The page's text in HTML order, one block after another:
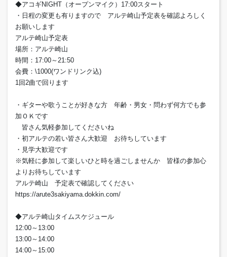
◆アコギNIGHT（オープンマイク）17:00スタート
・日程の変更も有りますので アルテ崎山予定表を確認よろしく
お願いします
アルテ崎山予定表
場所：アルテ崎山
時間：17:00～21:50
会費：\1000(ワンドリンク込)
1回2曲で回ります
・ギターや歌うことが好きな方 年齢・男女・問わず何方でも参
加ＯＫです
皆さん気軽参加してくださいね
・初アルテの若い皆さん大歓迎 お待ちしています
・見学大歓迎です
※気軽に参加して楽しいひと時を過ごしませんか 皆様の参加心
よりお待ちしています
アルテ崎山 予定表で確認してください
https://arute3sakiyama.dokkin.com/
◆アルテ崎山タイムスケジュール
12:00～13:00
13:00～14:00
14:00～15:00